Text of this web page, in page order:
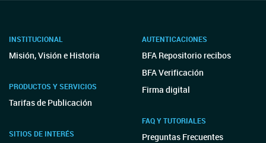
INSTITUCIONAL
Misión, Visión e Historia
PRODUCTOS Y SERVICIOS
Tarifas de Publicación
SITIOS DE INTERÉS
AUTENTICACIONES
BFA Repositorio recibos
BFA Verificación
Firma digital
FAQ Y TUTORIALES
Preguntas Frecuentes